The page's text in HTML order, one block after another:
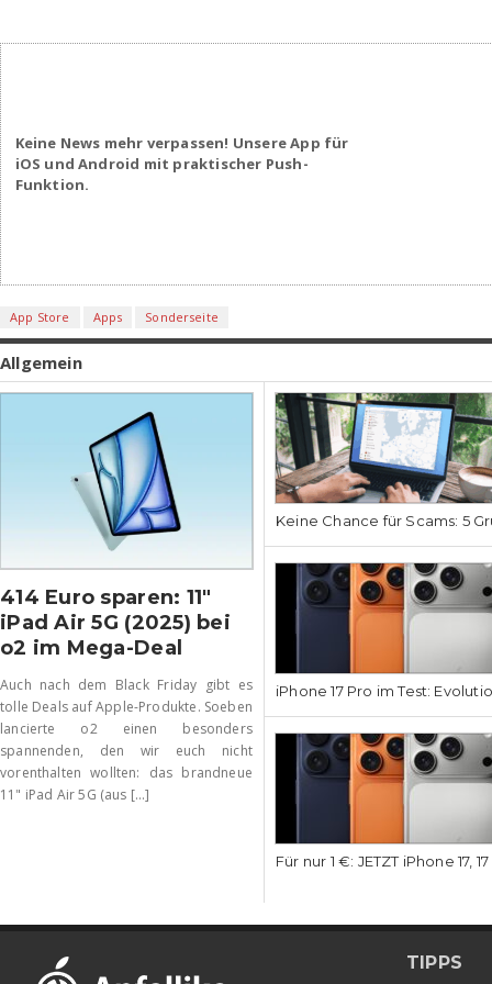
Keine News mehr verpassen! Unsere App für
iOS und Android mit praktischer Push-
Funktion.
App Store Apps Sonderseite
Allgemein
414 Euro sparen: 11″
iPad Air 5G (2025) bei
o2 im Mega-Deal
Auch nach dem Black Friday gibt es
tolle Deals auf Apple-Produkte. Soeben
lancierte o2 einen besonders
spannenden, den wir euch nicht
vorenthalten wollten: das brandneue
11" iPad Air 5G (aus [...]
Keine Chance für Scams: 5
iPhone 17 Pro im Test:
Für nur 1 €: JETZT iPhone 17,
TIPPS